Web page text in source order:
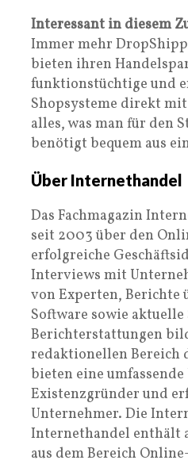
Interessant in diesem
Immer mehr
bieten ihren
funktionstüchtige und
Shopsysteme direkt
alles, was man für den
benötigt bequem aus
Über Internethandel
Das Fachmagazin
seit 2003 über den
erfolgreiche
Interviews mit
von Experten, Berichte
Software sowie
Berichterstattungen
redaktionellen Bereich
bieten eine
Existenzgründer und
Unternehmer. Die
Internethandel enthält
aus dem Bereich